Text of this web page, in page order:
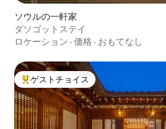
ソウルの一軒家
ダソゴットステイ
ロケーション · 価格 · おもてなし
大好評のゲストチョイスです。
ゲストチョイス